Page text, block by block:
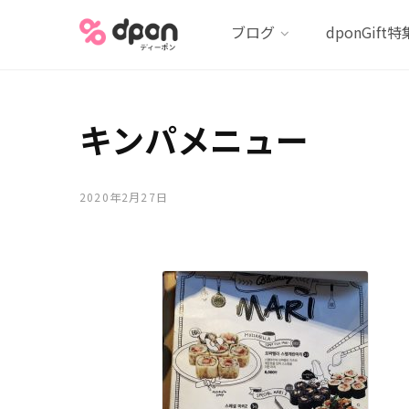
ブログ dponGift特
キンパメニュー
2020年2月27日